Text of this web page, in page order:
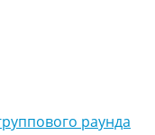
раунда